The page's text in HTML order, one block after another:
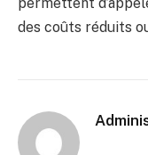
des coûts réduits